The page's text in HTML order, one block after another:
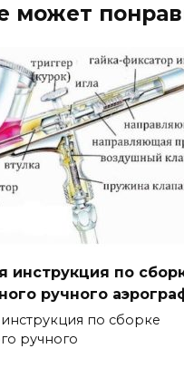
может
инструкция по
ручного
по сборке
ручного